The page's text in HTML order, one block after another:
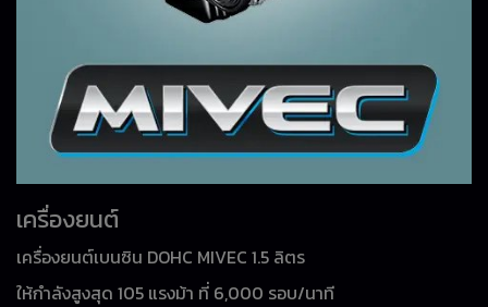
เครื่องยนต์
เครื่องยนต์เบนซิน DOHC MIVEC 1.5 ลิตร
ให้กำลังสูงสุด 105 แรงม้า ที่ 6,000 รอบ/นาที